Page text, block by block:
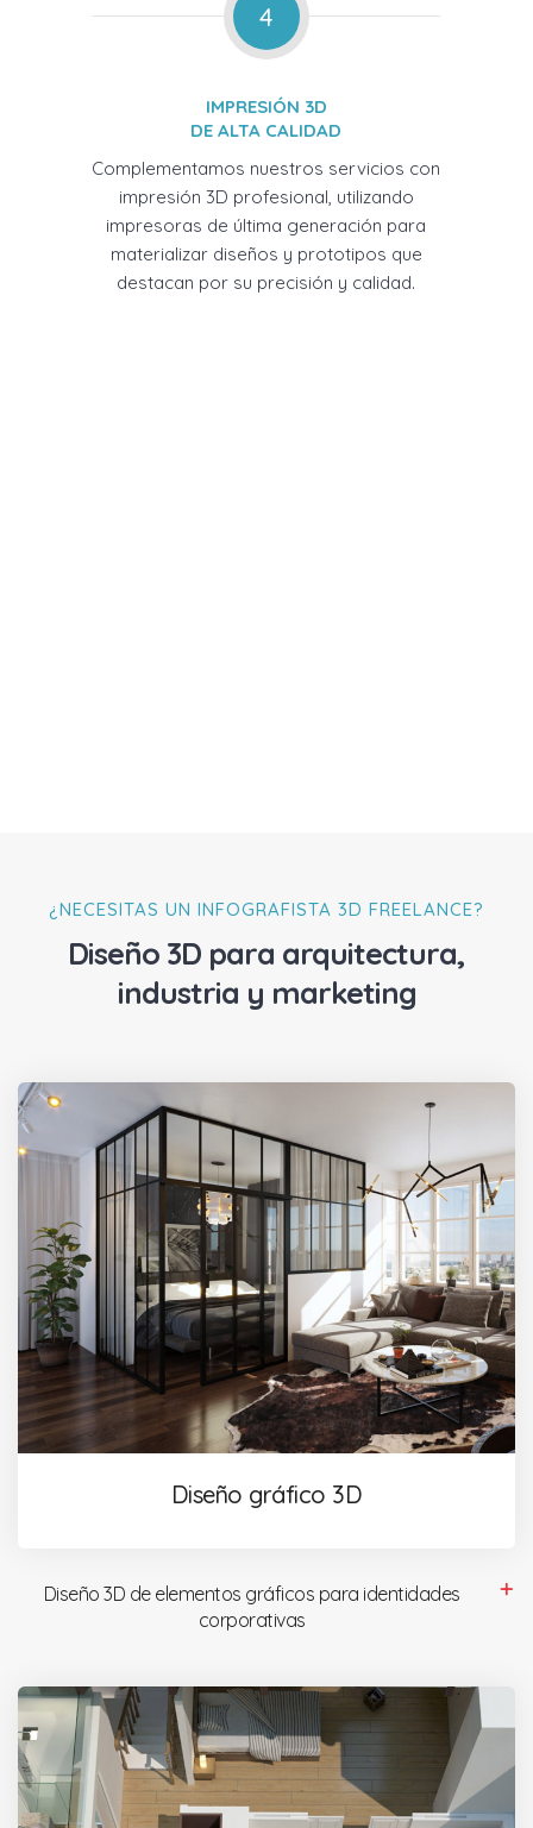
4
IMPRESIÓN 3D
DE ALTA CALIDAD
Complementamos nuestros servicios con
impresión 3D profesional, utilizando
impresoras de última generación para
materializar diseños y prototipos que
destacan por su precisión y calidad.
¿NECESITAS UN INFOGRAFISTA 3D FREELANCE?
Diseño 3D para arquitectura,
industria y marketing
Diseño gráfico 3D
Diseño 3D de elementos gráficos para identidades
corporativas